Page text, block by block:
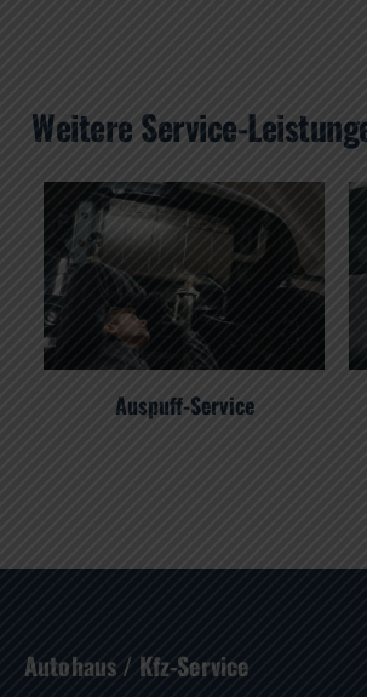
Weitere Service-
Auspuff-Service
Autohaus / Kfz-Service